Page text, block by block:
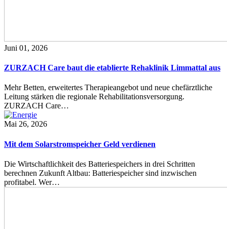
Juni 01, 2026
ZURZACH Care baut die etablierte Rehaklinik Limmattal aus
Mehr Betten, erweitertes Therapieangebot und neue chefärztliche
Leitung stärken die regionale Rehabilitationsversorgung.
ZURZACH Care…
Mai 26, 2026
Mit dem Solarstromspeicher Geld verdienen
Die Wirtschaftlichkeit des Batteriespeichers in drei Schritten
berechnen Zukunft Altbau: Batteriespeicher sind inzwischen
profitabel. Wer…